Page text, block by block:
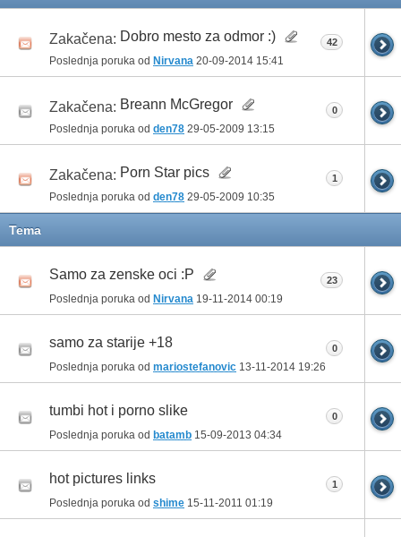
Zakačena: Dobro mesto za odmor :)
Poslednja poruka od Nirvana 20-09-2014 15:41
42
Zakačena: Breann McGregor
Poslednja poruka od den78 29-05-2009 13:15
0
Zakačena: Porn Star pics
Poslednja poruka od den78 29-05-2009 10:35
1
Tema
Samo za zenske oci :P
Poslednja poruka od Nirvana 19-11-2014 00:19
23
samo za starije +18
Poslednja poruka od mariostefanovic 13-11-2014 19:26
0
tumbi hot i porno slike
Poslednja poruka od batamb 15-09-2013 04:34
0
hot pictures links
Poslednja poruka od shime 15-11-2011 01:19
1